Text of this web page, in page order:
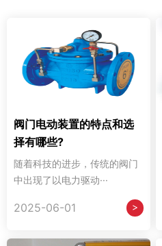
阀门电动装置的特点和选
择有哪些?
随着科技的进步，传统的阀门
中出现了以电力驱动···
2025-06-01 >